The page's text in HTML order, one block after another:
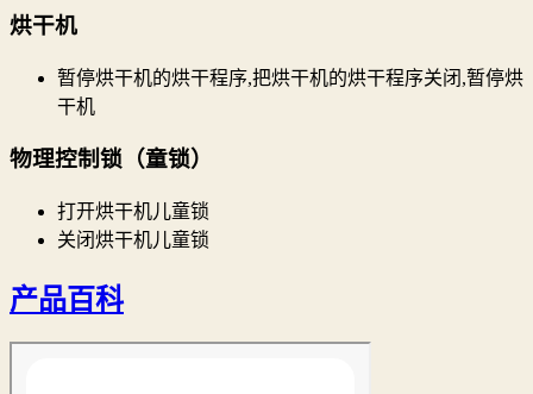
烘干机
暂停烘干机的烘干程序,把烘干机的烘干程序关闭,暂停烘
干机
物理控制锁（童锁）
打开烘干机儿童锁
关闭烘干机儿童锁
产品百科